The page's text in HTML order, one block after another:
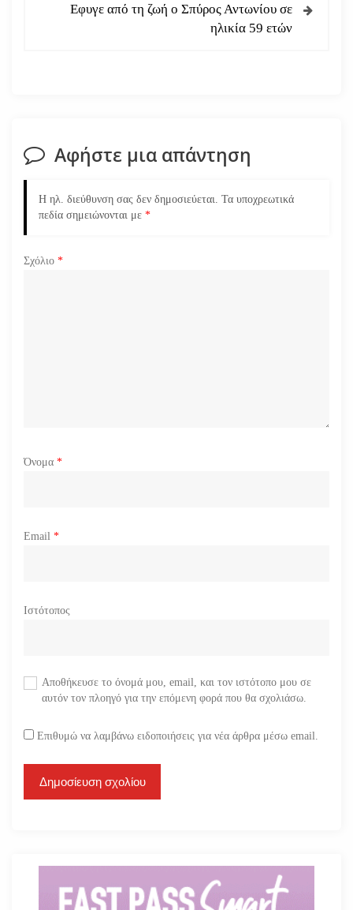
ά
θ
ρ
Εφυγε από τη ζωή ο Σπύρος Αντωνίου σε
ηλικία 59 ετών
Αφήστε μια απάντηση
Η ηλ. διεύθυνση σας δεν δημοσιεύεται. Τα υποχρεωτικά
πεδία σημειώνονται με *
Σχόλιο *
Όνομα *
Email *
Ιστότοπος
Αποθήκευσε το όνομά μου, email, και τον ιστότοπο μου σε
αυτόν τον πλοηγό για την επόμενη φορά που θα σχολιάσω.
Επιθυμώ να λαμβάνω ειδοποιήσεις για νέα άρθρα μέσω email.